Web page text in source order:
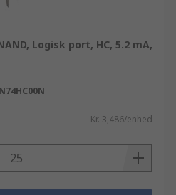
Logisk port, HC, 5.2 mA,
Kr. 3,486/enhed